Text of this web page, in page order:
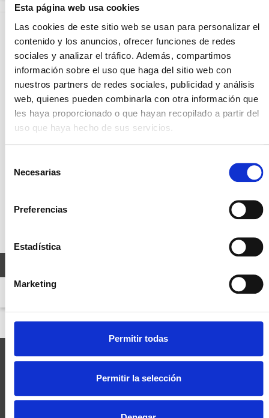
Esta página web usa cookies
Las cookies de este sitio web se usan para personalizar el
contenido y los anuncios, ofrecer funciones de redes
sociales y analizar el tráfico. Además, compartimos
información sobre el uso que haga del sitio web con
nuestros partners de redes sociales, publicidad y análisis
web, quienes pueden combinarla con otra información que
les haya proporcionado o que hayan recopilado a partir del
uso que haya hecho de sus servicios.
Necesarias
Preferencias
Estadística
Marketing
Permitir todas
Permitir la selección
Nº de art.: 50077